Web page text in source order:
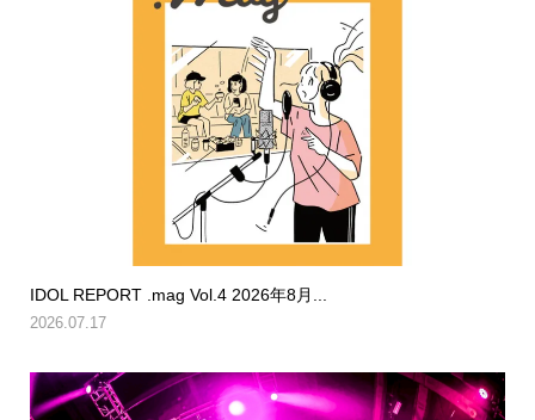
IDOL REPORT .mag Vol.4 2026年8月...
2026.07.17